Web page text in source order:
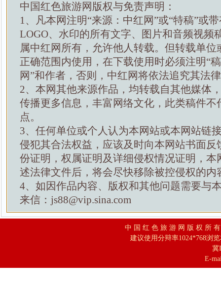
中国红色旅游网版权与免责声明：
1、凡本网注明“来源：中红网”或“特稿”或
LOGO、水印的所有文字、图片和音频视频
属中红网所有，允许他人转载。但转载单位
正确范围内使用，在下载使用时必须注明“
网”和作者，否则，中红网将依法追究其法
2、本网其他来源作品，均转载自其他媒体
传播更多信息，丰富网络文化，此类稿件不
点。
3、任何单位或个人认为本网站或本网站链
侵犯其合法权益，应该及时向本网站书面反
份证明，权属证明及详细侵权情况证明，本
述法律文件后，将会尽快移除被控侵权的内
4、如因作品内容、版权和其他问题需要与
来信：js88@vip.sina.com
中 国 红 色 旅 游 网 版 权 所
建议使用分辩率1024*768浏
冀
E-